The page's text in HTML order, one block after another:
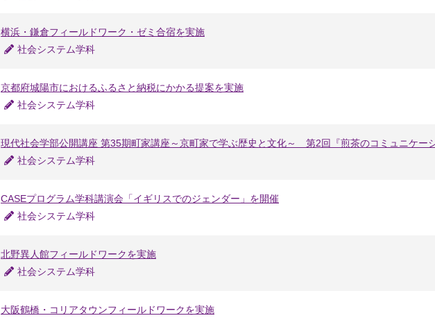
横浜・鎌倉フィールドワーク・ゼミ合宿を実施
社会システム学科
京都府城陽市におけるふるさと納税にかかる提案を実施
社会システム学科
現代社会学部公開講座 第35期町家講座～京町家で学ぶ歴史と文化～ 第2回『煎茶のコミュニケー
社会システム学科
CASEプログラム学科講演会「イギリスでのジェンダー」を開催
社会システム学科
北野異人館フィールドワークを実施
社会システム学科
大阪鶴橋・コリアタウンフィールドワークを実施